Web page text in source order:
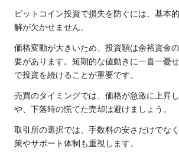
ビットコイン投資で損失を防ぐには、基本
解が欠かせません。
価格変動が大きいため、投資額は余裕資金
要があります。短期的な値動きに一喜一憂
で投資を続けることが重要です。
売買のタイミングでは、価格が急激に上昇
や、下落時の慌てた売却は避けましょう。
取引所の選択では、手数料の安さだけでな
策やサポート体制も重視します。